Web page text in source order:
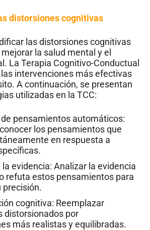
distorsiones cognitivas
las distorsiones cognitivas
la salud mental y el
La Terapia Cognitivo-Conductual
las intervenciones más efectivas
A continuación, se presentan
utilizadas en la TCC:
pensamientos automáticos:
los pensamientos que
en respuesta a
la evidencia: Analizar la evidencia
refuta estos pensamientos para
precisión.
cognitiva: Reemplazar
distorsionados por
más realistas y equilibradas.